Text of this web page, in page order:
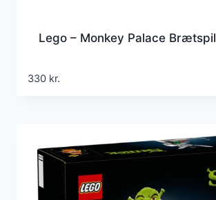
Lego – Monkey Palace Brætspil
330 kr.